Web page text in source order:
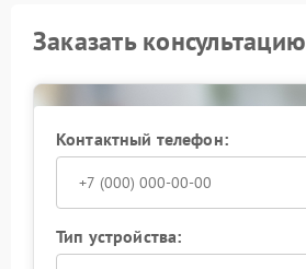
Заказать консультацию
Контактный телефон:
Тип устройства: